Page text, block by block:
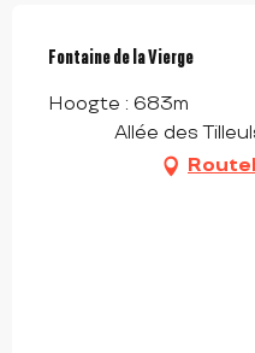
Fontaine de la Vierge
Hoogte : 683m
Allée des